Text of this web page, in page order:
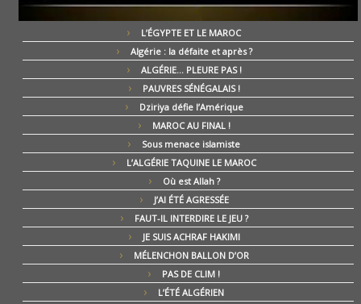
L’ÉGYPTE ET LE MAROC
Algérie : la défaite et après ?
ALGÉRIE… PLEURE PAS !
PAUVRES SÉNÉGALAIS !
Dziriya défie l’Amérique
MAROC AU FINAL !
Sous menace islamiste
L’ALGÉRIE TAQUINE LE MAROC
Où est Allah ?
J’AI ÉTÉ AGRESSÉE
FAUT-IL INTERDIRE LE JEU ?
JE SUIS ACHRAF HAKIMI
MÉLENCHON BALLON D’OR
PAS DE CLIM !
L’ÉTÉ ALGÉRIEN